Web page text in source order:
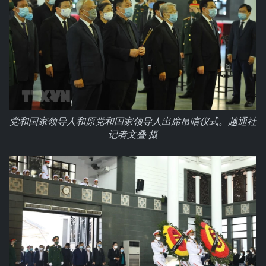
党和国家领导人和原党和国家领导人出席吊唁仪式。越通社
记者文叠 摄